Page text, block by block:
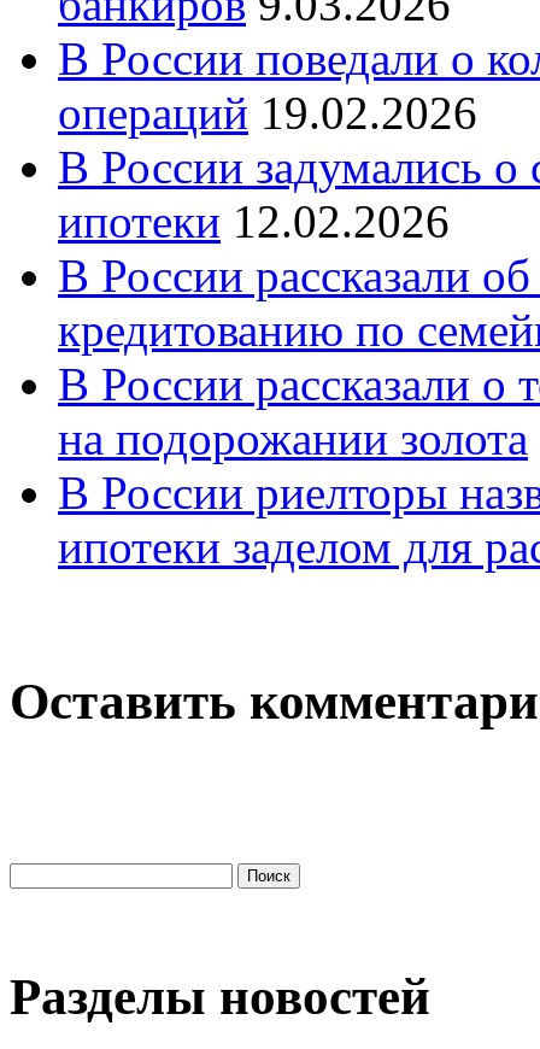
В России поведали о
операций 19.02.2026
В России задумались
ипотеки 12.02.2026
В России рассказали
кредитованию по
В России рассказали о
на подорожании золота
В России риелторы
ипотеки заделом для
Оставить
Разделы новостей